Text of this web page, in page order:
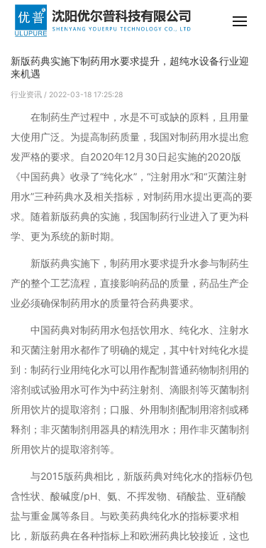
新版药典实施下制药用水要求提升，超纯水设备行业迎
来机遇
行业资讯 / 2022-03-18 17:25:28
在制药生产过程中，水是不可或缺的原料，且用量
大使用广泛。为提高制药质量，我国对制药用水提出愈
发严格的要求。自2020年12月30日起实施的2020版
《中国药典》收录了“纯化水”，“注射用水”和“灭菌注射
用水”三种药典水及相关指标，对制药用水提出更高的要
求。随着新版药典的实施，我国制药行业进入了更为科
学、更为系统的新时期。
新版药典实施下，制药用水要求提升水参与制药生
产的整个工艺流程，直接影响药品的质量，药品生产企
业必须确保制药用水的质量符合药典要求。
中国药典对制药用水包括饮用水、纯化水、注射水
和灭菌注射用水都作了明确的规定，其中针对纯化水提
到：制药行业用纯化水可以用作配制普通药物制剂用的
溶剂或试验用水可作为中药注射剂、滴眼剂等灭菌制剂
所用饮片的提取溶剂；口服、外用制剂配制用溶剂或稀
释剂；非灭菌制剂用器具的精洗用水；用作非灭菌制剂
所用饮片的提取溶剂等。
与2015版药典相比，新版药典对纯化水的指标仍包
含性状、酸碱度/pH、氨、不挥发物、硝酸盐、亚硝酸
盐与重金属等条目。与欧美药典纯化水的指标要求相
比，新版药典在各种指标上和欧洲药典比较接近，这也